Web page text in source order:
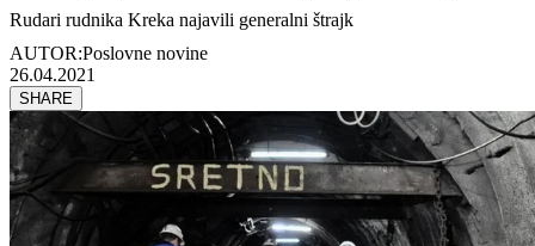
Rudari rudnika Kreka najavili generalni štrajk
AUTOR:Poslovne novine
26.04.2021
SHARE